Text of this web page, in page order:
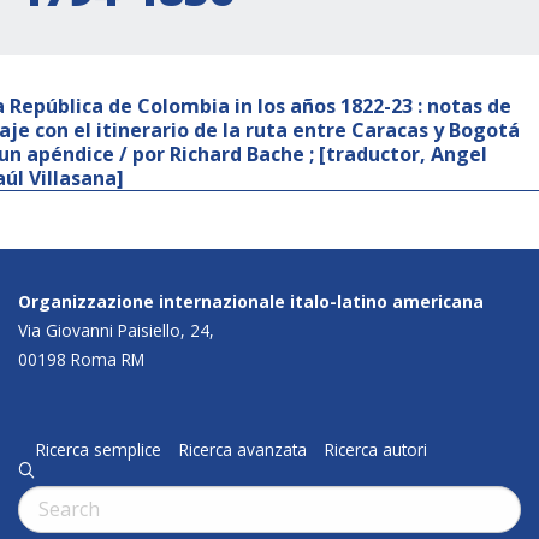
República de Colombia in los años 1822-23 : notas de
con el itinerario de la ruta entre Caracas y Bogotá
apéndice / por Richard Bache ; [traductor, Angel
Villasana]
Organizzazione internazionale italo-latino americana
Via Giovanni Paisiello, 24,
00198 Roma RM
Ricerca semplice Ricerca avanzata Ricerca autori
q
Cerca: